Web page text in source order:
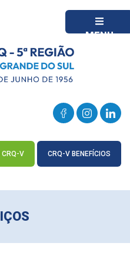
MENU
CRQ-V CRQ-V BENEFÍCIOS